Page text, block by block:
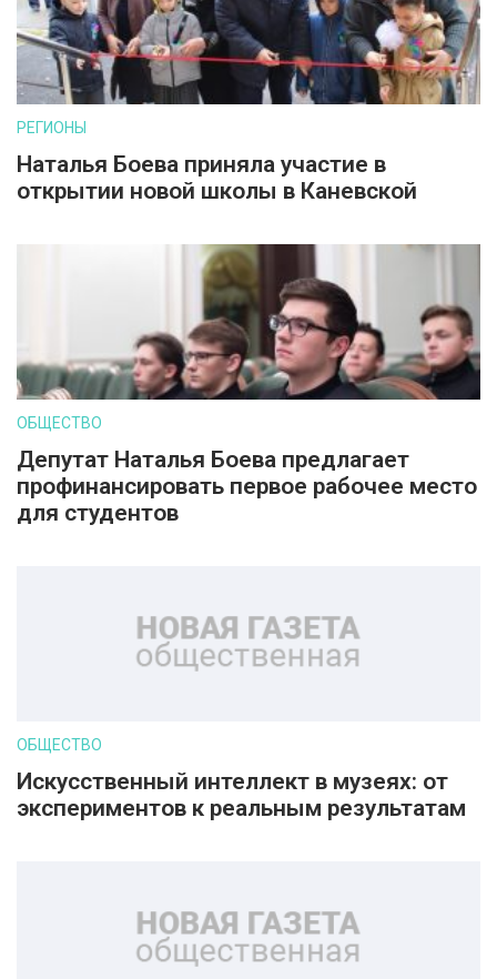
РЕГИОНЫ
Наталья Боева приняла участие в
открытии новой школы в Каневской
ОБЩЕСТВО
Депутат Наталья Боева предлагает
профинансировать первое рабочее место
для студентов
ОБЩЕСТВО
Искусственный интеллект в музеях: от
экспериментов к реальным результатам